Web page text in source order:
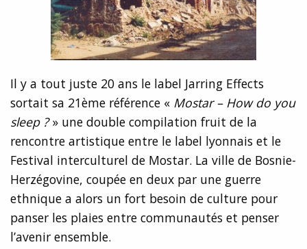
Il y a tout juste 20 ans le label Jarring Effects
sortait sa 21ème référence « Mostar – How do you
sleep ?» une double compilation fruit de la
rencontre artistique entre le label lyonnais et le
Festival interculturel de Mostar. La ville de Bosnie-
Herzégovine, coupée en deux par une guerre
ethnique a alors un fort besoin de culture pour
panser les plaies entre communautés et penser
l’avenir ensemble.